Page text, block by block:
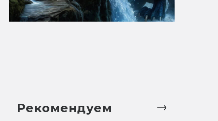
Рекомендуем